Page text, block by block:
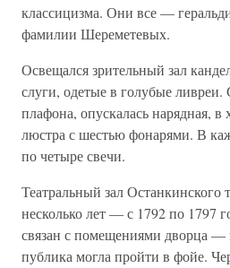
классицизма. Они все —
фамилии Шереметевых.
Освещался зрительный зал
слуги, одетые в голубые ливреи.
плафона, опускалась нарядная, в
люстра с шестью фонарями. В
по четыре свечи.
Театральный зал Останкинского
несколько лет — с 1792 по 1797
связан с помещениями дворца —
публика могла пройти в фойе.